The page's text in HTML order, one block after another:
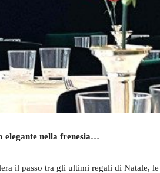
elegante nella frenesia…
il passo tra gli ultimi regali di Natale,